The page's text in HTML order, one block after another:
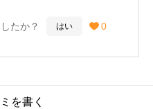
たか？ はい  0
を書く